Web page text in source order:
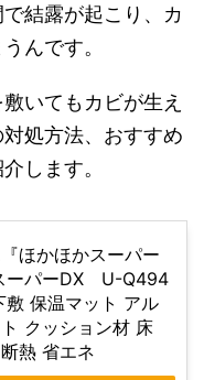
結露が起こり、カ
んです。
いてもカビが生え
処方法、おすすめ
します。
ほかほかスーパー
ーパーDX U-Q494
敷 保温マット アル
クッション材 床
熱 省エネ